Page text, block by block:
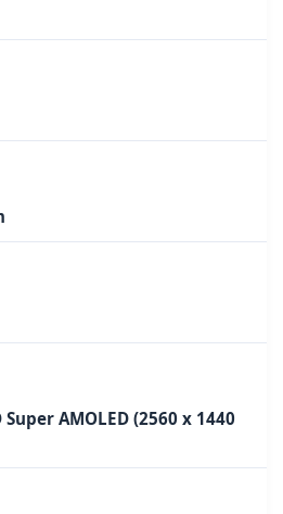
AMOLED (2560 x 1440